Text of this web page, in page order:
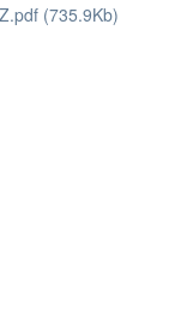
(735.9Kb)